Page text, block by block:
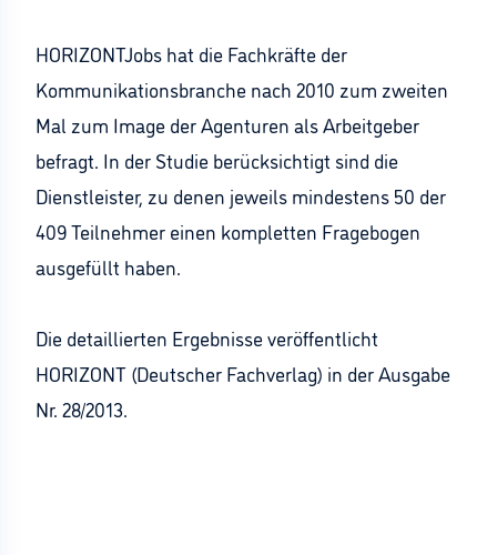
HORIZONTJobs hat die Fachkräfte der
Kommunikationsbranche nach 2010 zum zweiten
Mal zum Image der Agenturen als Arbeitgeber
befragt. In der Studie berücksichtigt sind die
Dienstleister, zu denen jeweils mindestens 50 der
409 Teilnehmer einen kompletten Fragebogen
ausgefüllt haben.
Die detaillierten Ergebnisse veröffentlicht
HORIZONT (Deutscher Fachverlag) in der Ausgabe
Nr. 28/2013.